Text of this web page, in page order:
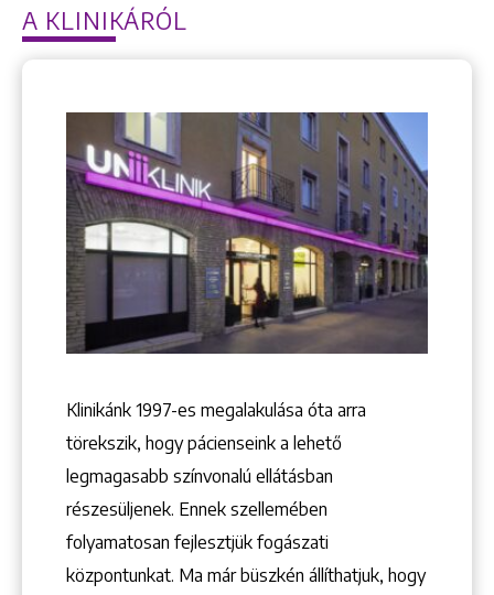
+36 1 222 7250
+36 1 222 9150
1148 Budapest, Örs vezér tere 2.
A KLINIKÁRÓL
Klinikánk 1997-­es megalakulása óta arra
törekszik, hogy pácienseink a lehető
legmagasabb színvonalú ellátásban
részesüljenek. Ennek szellemében
folyamatosan fejlesztjük fogászati
központunkat. Ma már büszkén állíthatjuk, hogy